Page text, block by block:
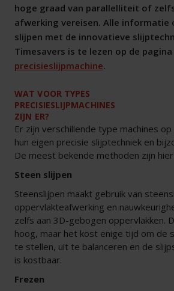
hoge graad van parallelliteit of
afwerking vereisen. Alle informatie
slijpen met de innovatieve
Timesavers is te lezen op de pagina
precisieslijpmachine.
WAT VOOR TYPES
PRECISIESLIJPMACHINES
ZIJN ER?
Er zijn verschillende type machines
hun eigen precisie slijptechniek en
De meest bekende methoden zijn
Steen slijpen
Steenslijpen maakt gebruik van
oppervlakteafwerking en
zelfs aan 3D-gebogen oppervlakken.
hoog, maar het kost enige tijd om de
te stellen, uit te balanceren en de
is kostbaar.
Frezen